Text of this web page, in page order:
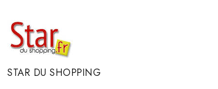
STAR DU SHOPPING